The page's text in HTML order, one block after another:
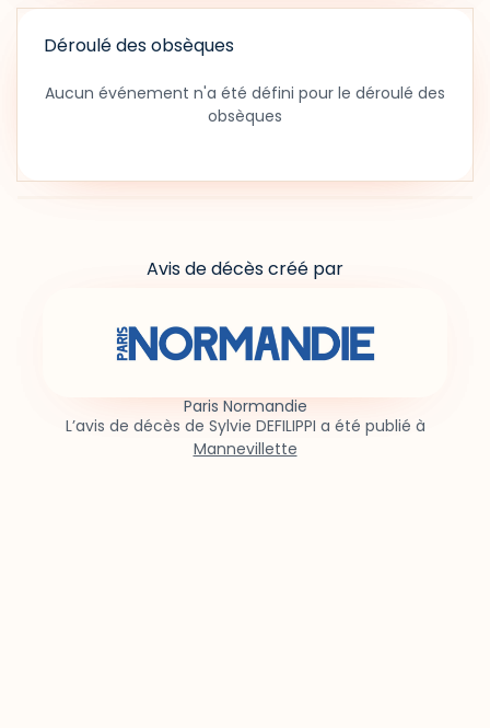
Déroulé des obsèques
Aucun événement n'a été défini pour le déroulé des
obsèques
Avis de décès créé par
Paris Normandie
L’avis de décès de Sylvie DEFILIPPI a été publié à
Mannevillette